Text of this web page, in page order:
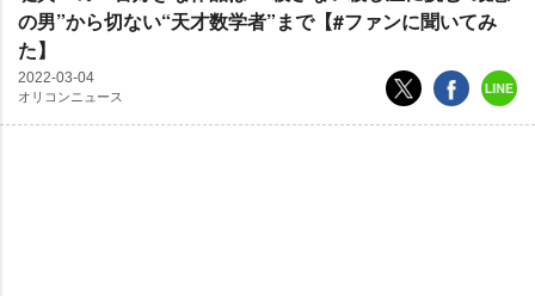
の男”から切ない“天才数学者”まで【#ファンに聞いてみ
た】
2022-03-04
オリコンニュース